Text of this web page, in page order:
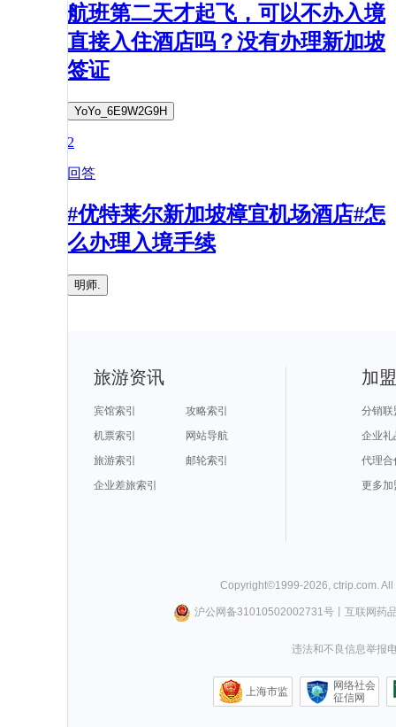
航班第二天才起飞，可以不办入境
直接入住酒店吗？没有办理新加坡
签证
YoYo_6E9W2G9H
2
回答
#优特莱尔新加坡樟宜机场酒店#怎
么办理入境手续
明师.
旅游资讯
宾馆索引
攻略索引
机票索引
网站导航
旅游索引
邮轮索引
企业差旅索引
加
分销联
企业礼
代理合
更多加
Copyright©1999-2026, ctrip.com.
沪公网备31010502002731号丨 互联网药
违法和不良信息举报
上海市监
网络社会
征信网